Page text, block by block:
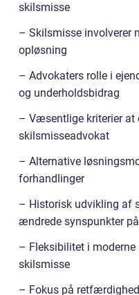
skilsmisse
– Skilsmisse involverer
opløsning
– Advokaters rolle i
og underholdsbidrag
– Væsentlige kriterier at
skilsmisseadvokat
– Alternative
forhandlinger
– Historisk udvikling af
ændrede synspunkter
– Fleksibilitet i
skilsmisse
– Fokus på